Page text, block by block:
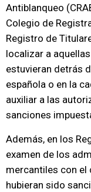
Antiblanqueo
Colegio de
Registro de
localizar a
estuvieran detrás
española o en la
auxiliar a las
sanciones
Además, en los
examen de los
mercantiles con
hubieran sido